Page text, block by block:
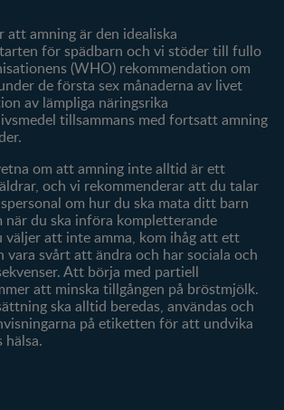
Fråga våra experter
Klubbförmåner
Mitt konto
att amning är den idealiska
för spädbarn och vi stöder till fullo
(WHO) rekommendation om
de första sex månaderna av livet
av lämpliga näringsrika
tillsammans med fortsatt amning
om att amning inte alltid är ett
och vi rekommenderar att du talar
om hur du ska mata ditt barn
när du ska införa kompletterande
väljer att inte amma, kom ihåg att ett
vara svårt att ändra och har sociala och
Att börja med partiell
att minska tillgången på bröstmjölk.
ska alltid beredas, användas och
på etiketten för att undvika